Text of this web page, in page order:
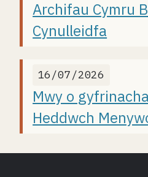
Archifau Cymru
Cynulleidfa
16/07/2026
Mwy o
Heddwch